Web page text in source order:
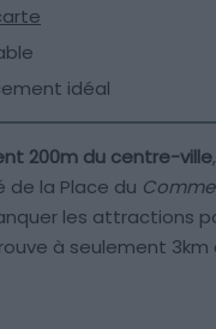
idéal
200m du centre-ville
de la Place du
les attractions
à seulement 3km